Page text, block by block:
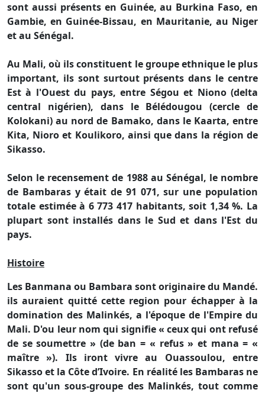
sont aussi présents en Guinée, au Burkina Faso, en
Gambie, en Guinée-Bissau, en Mauritanie, au Niger
et au Sénégal.
Au Mali, où ils constituent le groupe ethnique le plus
important, ils sont surtout présents dans le centre
Est à l'Ouest du pays, entre Ségou et Niono (delta
central nigérien), dans le Bélédougou (cercle de
Kolokani) au nord de Bamako, dans le Kaarta, entre
Kita, Nioro et Koulikoro, ainsi que dans la région de
Sikasso.
Selon le recensement de 1988 au Sénégal, le nombre
de Bambaras y était de 91 071, sur une population
totale estimée à 6 773 417 habitants, soit 1,34 %. La
plupart sont installés dans le Sud et dans l'Est du
pays.
Histoire
Les Banmana ou Bambara sont originaire du Mandé.
ils auraient quitté cette region pour échapper à la
domination des Malinkés, a l'époque de l'Empire du
Mali. D'ou leur nom qui signifie « ceux qui ont refusé
de se soumettre » (de ban = « refus » et mana = «
maître »). Ils iront vivre au Ouassoulou, entre
Sikasso et la Côte d’Ivoire. En réalité les Bambaras ne
sont qu'un sous-groupe des Malinkés, tout comme